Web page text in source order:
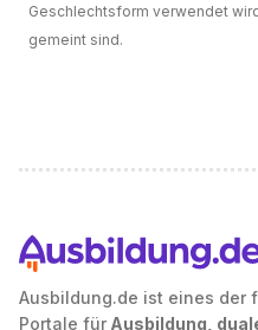
Geschlechtsform verwendet
gemeint sind.
Ausbildung.de ist eines der
Portale für Ausbildung,